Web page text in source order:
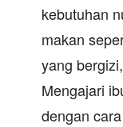
kebutuhan
makan
yang
Mengajari
dengan